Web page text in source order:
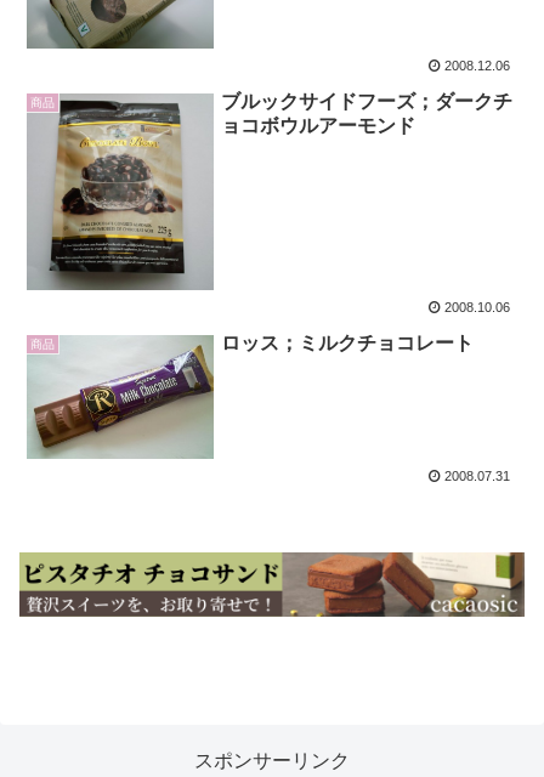
2008.12.06
商品
ブルックサイドフーズ；ダークチ
ョコボウルアーモンド
2008.10.06
商品 ロッス；ミルクチョコレート
2008.07.31
スポンサーリンク